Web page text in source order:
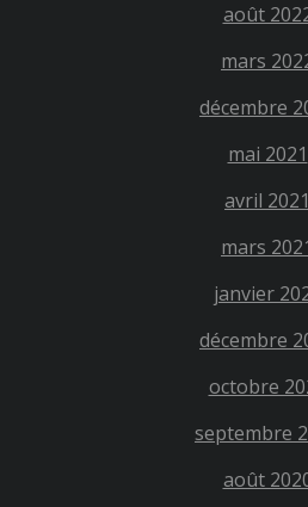
août
mars
décembre
mai 2021
avril 2021
mars
janvier
décembre
octobre
septembre
août